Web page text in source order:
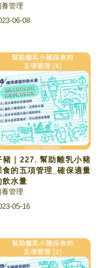
管理
06-08
豬｜227. 幫助離乳小豬
食的五項管理_確保適量
飲水量
管理
05-16